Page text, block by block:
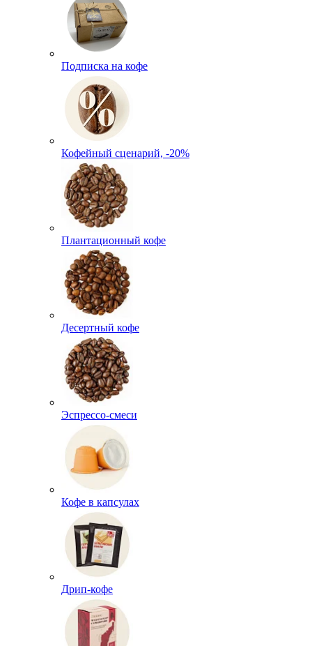
Подписка на кофе
Кофейный сценарий, -20%
Плантационный кофе
Десертный кофе
Эспрессо-смеси
Кофе в капсулах
Дрип-кофе